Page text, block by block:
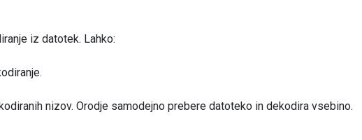
iz datotek. Lahko:
nizov. Orodje samodejno prebere datoteko in dekodira vsebino.